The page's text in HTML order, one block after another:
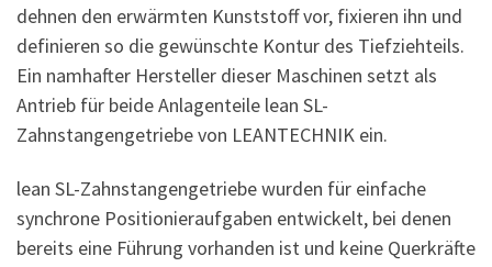
dehnen den erwärmten Kunststoff vor, fixieren ihn und
definieren so die gewünschte Kontur des Tiefziehteils.
Ein namhafter Hersteller dieser Maschinen setzt als
Antrieb für beide Anlagenteile lean SL-
Zahnstangengetriebe von LEANTECHNIK ein.
lean SL-Zahnstangengetriebe wurden für einfache
synchrone Positionieraufgaben entwickelt, bei denen
bereits eine Führung vorhanden ist und keine Querkräfte